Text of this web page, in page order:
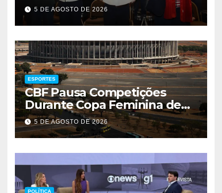
5 DE AGOSTO DE 2026
ESPORTES
CBF Pausa Competições
Durante Copa Feminina de
2027
5 DE AGOSTO DE 2026
POLÍTICA